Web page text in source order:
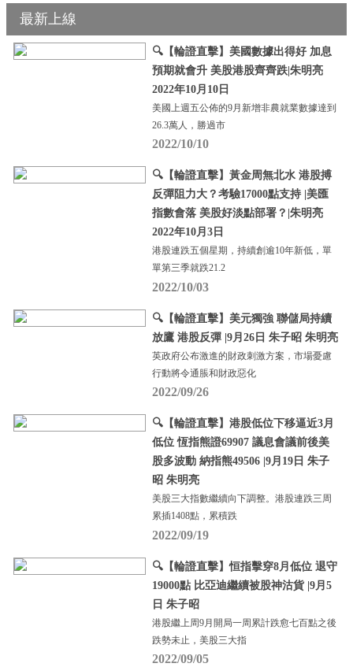
最新上線
🔍【輪證直擊】美國數據出得好 加息
預期就會升 美股港股齊齊跌|朱明亮
2022年10月10日
美國上週五公佈的9月新增非農就業數據達到
26.3萬人，勝過市
2022/10/10
🔍【輪證直擊】黃金周無北水 港股搏
反彈阻力大？考驗17000點支持 |美匯
指數會落 美股好淡點部署？|朱明亮
2022年10月3日
港股連跌五個星期，持續創逾10年新低，單
單第三季就跌21.2
2022/10/03
🔍【輪證直擊】美元獨強 聯儲局持續
放鷹 港股反彈 |9月26日 朱子昭 朱明亮
英政府公布激進的財政刺激方案，市場憂慮
行動將令通脹和財政惡化
2022/09/26
🔍【輪證直擊】港股低位下移逼近3月
低位 恆指熊證69907 議息會議前後美
股多波動 納指熊49506 |9月19日 朱子
昭 朱明亮
美股三大指數繼續向下調整。港股連跌三周
累插1408點，累積跌
2022/09/19
🔍【輪證直擊】恒指擊穿8月低位 退守
19000點 比亞迪繼續被股神沽貨 |9月5
日 朱子昭
港股繼上周9月開局一周累計跌愈七百點之後
跌勢未止，美股三大指
2022/09/05